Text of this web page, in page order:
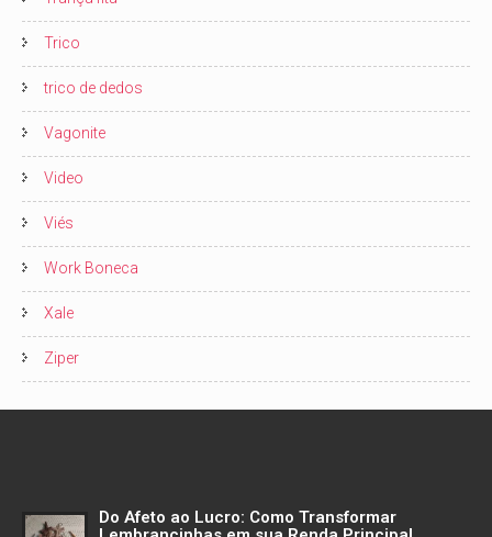
Trico
trico de dedos
Vagonite
Video
Viés
Work Boneca
Xale
Ziper
Do Afeto ao Lucro: Como Transformar